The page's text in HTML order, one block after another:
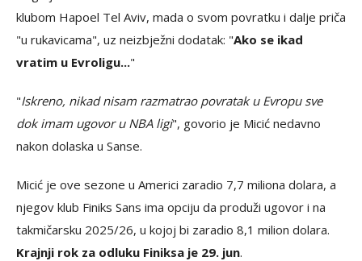
klubom Hapoel Tel Aviv, mada o svom povratku i dalje priča
"u rukavicama", uz neizbježni dodatak: "Ako se ikad
vratim u Evroligu..."
"Iskreno, nikad nisam razmatrao povratak u Evropu sve
dok imam ugovor u NBA ligi", govorio je Micić nedavno
nakon dolaska u Sanse.
Micić je ove sezone u Americi zaradio 7,7 miliona dolara, a
njegov klub Finiks Sans ima opciju da produži ugovor i na
takmičarsku 2025/26, u kojoj bi zaradio 8,1 milion dolara.
Krajnji rok za odluku Finiksa je 29. jun.